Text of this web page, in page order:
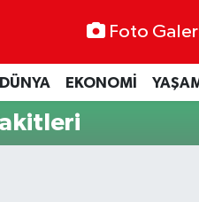
Foto
DÜNYA EKONOMİ